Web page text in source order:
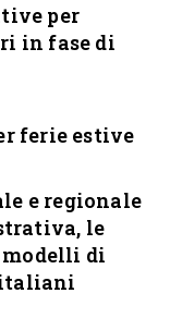
per
in fase di
ferie estive
e regionale
le
modelli di
italiani